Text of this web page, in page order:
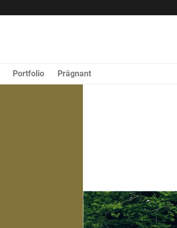
Portfolio Prägnant